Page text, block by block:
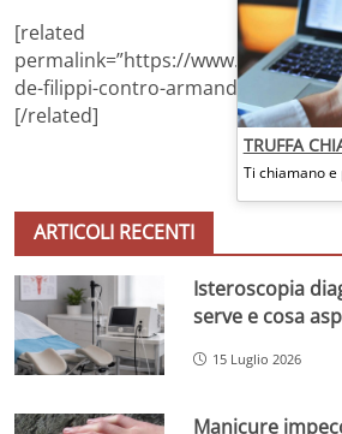
[related
permalink=”https://www.tvblog.it/
de-filippi-contro-armando-video-
[/related]
ARTICOLI RECENTI
Isteroscopia
serve e cosa
15 Luglio 2026
Manicure
TRUFFA
Ti chiamano